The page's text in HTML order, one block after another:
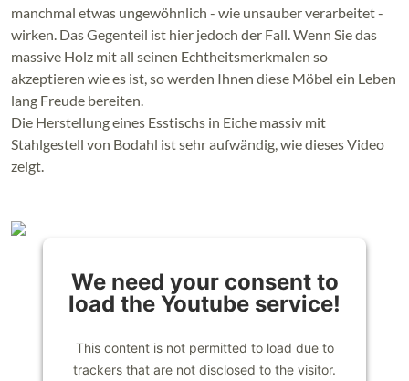
manchmal etwas ungewöhnlich - wie unsauber verarbeitet -
wirken. Das Gegenteil ist hier jedoch der Fall. Wenn Sie das
massive Holz mit all seinen Echtheitsmerkmalen so
akzeptieren wie es ist, so werden Ihnen diese Möbel ein Leben
lang Freude bereiten.
Die Herstellung eines Esstischs in Eiche massiv mit
Stahlgestell von Bodahl ist sehr aufwändig, wie dieses Video
zeigt.
We need your consent to
load the Youtube service!
This content is not permitted to load due to
trackers that are not disclosed to the visitor.